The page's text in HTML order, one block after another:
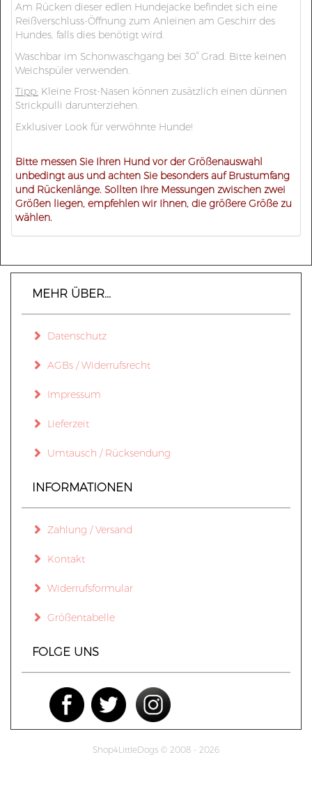
Am Rücken dieser edlen Hundejacke befindet sich eine
Reißverschluss-Öffnung zum Anleinen am Geschirr des
Hundes, falls dies benötigt wird.
Waschbar im Schonwaschgang bei 30° Grad. Bitte keinen
Weichspüler verwenden.
Tipp: Kleine Frost-Nasen können zusätzlich einen dünnen
Strickpulli darunterziehen.
Exklusiver Look für verwöhnte Hunde!
Bitte messen Sie Ihren Hund vor der Größenauswahl
unbedingt aus und achten Sie besonders auf Brustumfang
und Rückenlänge. Sollten Ihre Messungen zwischen zwei
Größen liegen, empfehlen wir Ihnen, die größere Größe zu
wählen.
MEHR ÜBER...
Datenschutz
AGBs / Widerrufsrecht
Impressum
Lieferzeit
Umtausch / Rücksendung
INFORMATIONEN
Zahlung / Versand
Kontakt
Widerrufsformular
Größentabelle
FOLGE UNS
Shop4LittleDogs © 2008 - 2026